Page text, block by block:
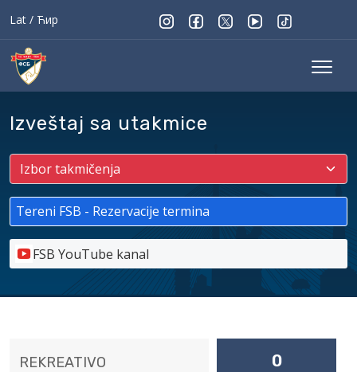
Lat / Ћир
Izveštaj sa utakmice
Tereni FSB - Rezervacije termina
FSB YouTube kanal
REKREATIVO 0